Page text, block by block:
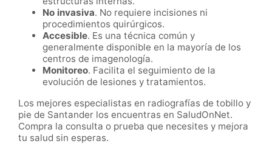
No invasiva. No requiere incisiones ni
procedimientos quirúrgicos.
Accesible. Es una técnica común y
generalmente disponible en la mayoría de los
centros de imagenología.
Monitoreo. Facilita el seguimiento de la
evolución de lesiones y tratamientos.
Los mejores especialistas en radiografías de tobillo y
pie de Santander los encuentras en SaludOnNet.
Compra la consulta o prueba que necesites y mejora
tu salud sin esperas.